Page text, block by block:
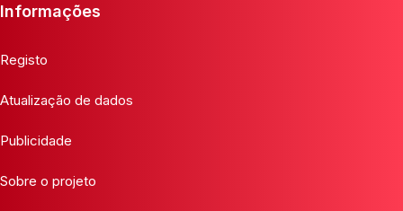
Informações
Registo
Atualização de dados
Publicidade
Sobre o projeto